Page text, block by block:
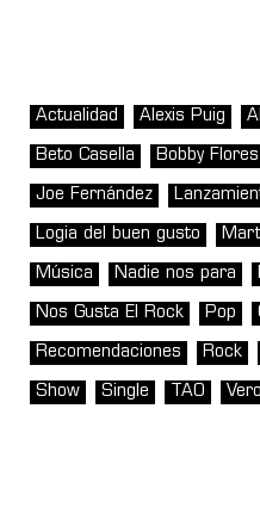
Actualidad Alexis Puig
Beto Casella Bobby Flores
Joe Fernández
Logia del buen gusto
Música Nadie nos para
Nos Gusta El Rock Pop
Recomendaciones Rock
Show Single TAO